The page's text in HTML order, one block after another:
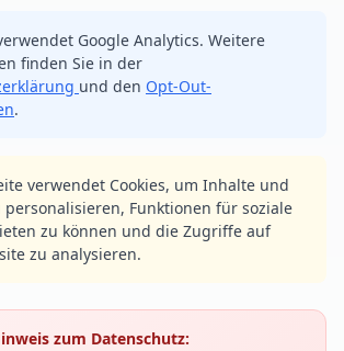
Google Analytics. Weitere
finden Sie in der
und den Opt-Out-
.
verwendet Cookies, um Inhalte und
personalisieren, Funktionen für soziale
zu können und die Zugriffe auf
zu analysieren.
zum Datenschutz: